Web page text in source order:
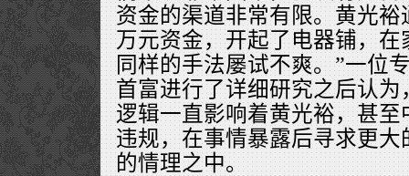
资金的渠道非常有限。黄光
万元资金，开起了电器铺，
同样的手法屡试不爽。”一位
首富进行了详细研究之后认
逻辑一直影响着黄光裕，甚
违规，在事情暴露后寻求更
的情理之中。